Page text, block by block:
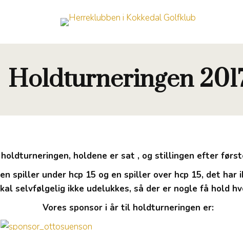
Holdturneringen
holdene er sat , og stillingen efter
spiller under hcp 15 og en spiller over hcp 15, det
selvfølgelig ikke udelukkes, så der er nogle få hold
Vores sponsor i år til holdturneringen er: